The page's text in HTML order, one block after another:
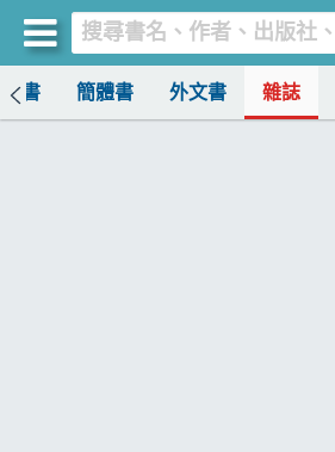
書 簡體書 外文書 雜誌
買書網